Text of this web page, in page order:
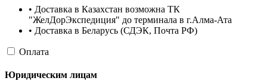
• Доставка в Казахстан возможна ТК
"ЖелДорЭкспедиция" до терминала в г.Алма-Ата
• Доставка в Беларусь (СДЭК, Почта РФ)
Оплата
Юридическим лицам